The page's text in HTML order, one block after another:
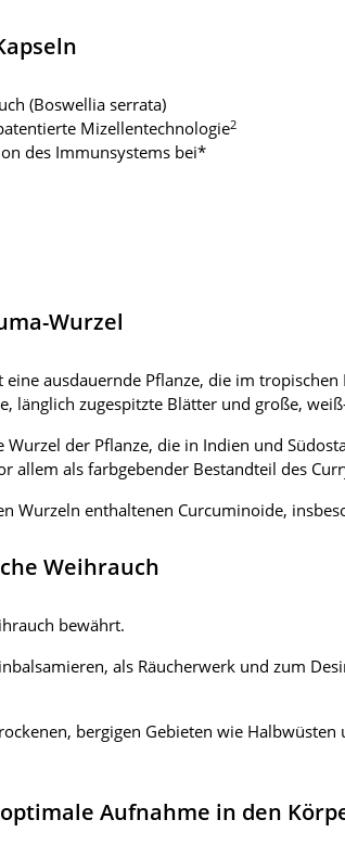
(Boswellia serrata)
Mizellentechnologie2
des Immunsystems bei*
Wurzel
ausdauernde Pflanze, die im
länglich zugespitzte Blätter und große,
der Pflanze, die in Indien und
allem als farbgebender Bestandteil des
Wurzeln enthaltenen Curcuminoide,
Weihrauch
bewährt.
als Räucherwerk und zum
bergigen Gebieten wie
Aufnahme in den